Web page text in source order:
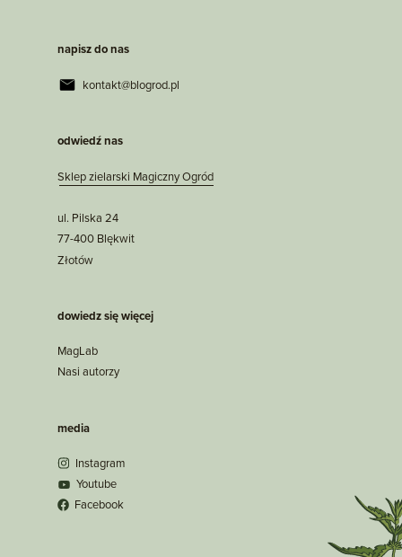
napisz do nas
kontakt@blogrod.pl
odwiedź nas
Sklep zielarski Magiczny Ogród
ul. Pilska 24
77-400 Blękwit
Złotów
dowiedz się więcej
MagLab
Nasi autorzy
media
Instagram
Youtube
Facebook